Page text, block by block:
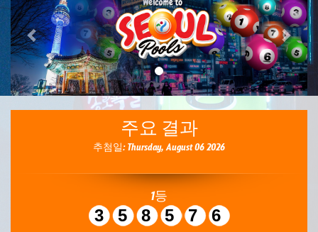
주요 결과
추첨일: Thursday, August 06 2026
1등
358576